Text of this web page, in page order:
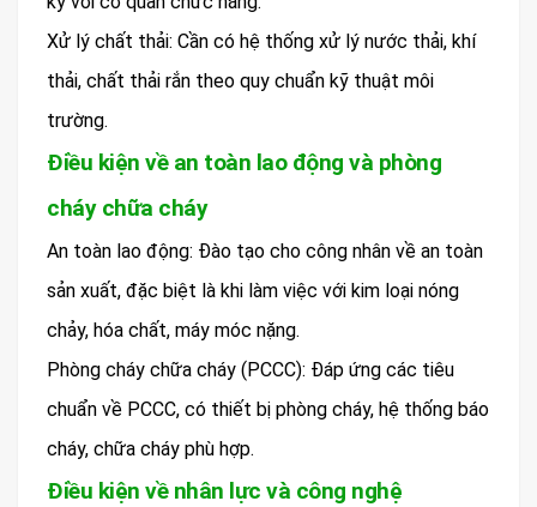
Xử lý chất thải: Cần có hệ thống xử lý nước thải, khí
thải, chất thải rắn theo quy chuẩn kỹ thuật môi
trường.
Điều kiện về an toàn lao động và phòng
cháy chữa cháy
An toàn lao động: Đào tạo cho công nhân về an toàn
sản xuất, đặc biệt là khi làm việc với kim loại nóng
chảy, hóa chất, máy móc nặng.
Phòng cháy chữa cháy (PCCC): Đáp ứng các tiêu
chuẩn về PCCC, có thiết bị phòng cháy, hệ thống báo
cháy, chữa cháy phù hợp.
Điều kiện về nhân lực và công nghệ